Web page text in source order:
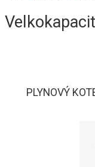
PLYNOVÝ